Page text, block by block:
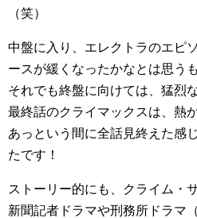
（笑）
中盤に入り、エレクトラのエピ
ースが緩くなったかなとは思うも
それでも終盤に向けては、猛烈
最終話のクライマックスは、熱
あっという間に全話見終えた感
たです！
ストーリー的にも、クライム・
新聞記者ドラマや刑務所ドラマ